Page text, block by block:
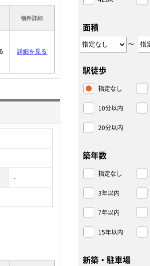
物件詳細
詳細を見る
-
面積
～
駅徒歩
指定なし
10分以内
20分以内
築年数
指定なし
3年以内
7年以内
15年以内
新築・駐車場